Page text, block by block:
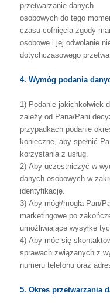
przetwarzanie danych
osobowych do tego
czasu cofnięcia zgody
osobowe i jej odwołanie
dotychczasowego
4. Wymóg podania
1) Podanie jakichkolwiek
zależy od Pana/Pani
przypadkach podanie
konieczne, aby spełnić
korzystania z usług.
2) Aby uczestniczyć w
danych osobowych w
identyfikację.
3) Aby mógł/mogła Pan/
marketingowe po
umożliwiające wysyłkę
4) Aby móc się
sprawach związanych z
numeru telefonu oraz
5. Okres przetwarzania